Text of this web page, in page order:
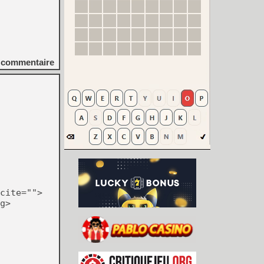
commentaire